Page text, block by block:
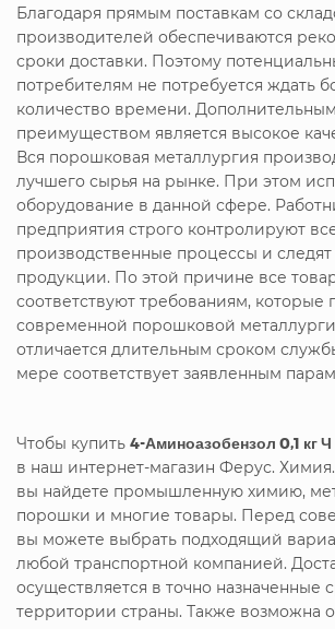
Благодаря прямым поставкам со
производителей обеспечиваются
сроки доставки. Поэтому
потребителям не потребуется ждать
количество времени. Дополнительным
преимуществом является высокое
Вся порошковая металлургия
лучшего сырья на рынке. При этом
оборудование в данной сфере.
предприятия строго контролируют
производственные процессы и следят
продукции. По этой причине все
соответствуют требованиям, которые
современной порошковой
отличается длительным сроком
мере соответствует заявленным
Чтобы купить 4-Аминоазобензол 0,1 кг Ч
в наш интернет-магазин Ферус.
вы найдете промышленную химию,
порошки и многие товары. Перед
вы можете выбрать подходящий
любой транспортной компанией.
осуществляется в точно назначенные
территории страны. Также возможна